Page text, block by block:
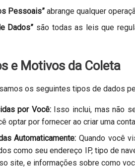
Pessoais” abrange qualquer
Dados” são todas as leis que
e Motivos da Coleta
os seguintes tipos de dados
por Você:Isso inclui, mas não
optar por fornecer ao criar uma
Automaticamente: Quando você
como seu endereço IP, tipo de
site, e informações sobre como